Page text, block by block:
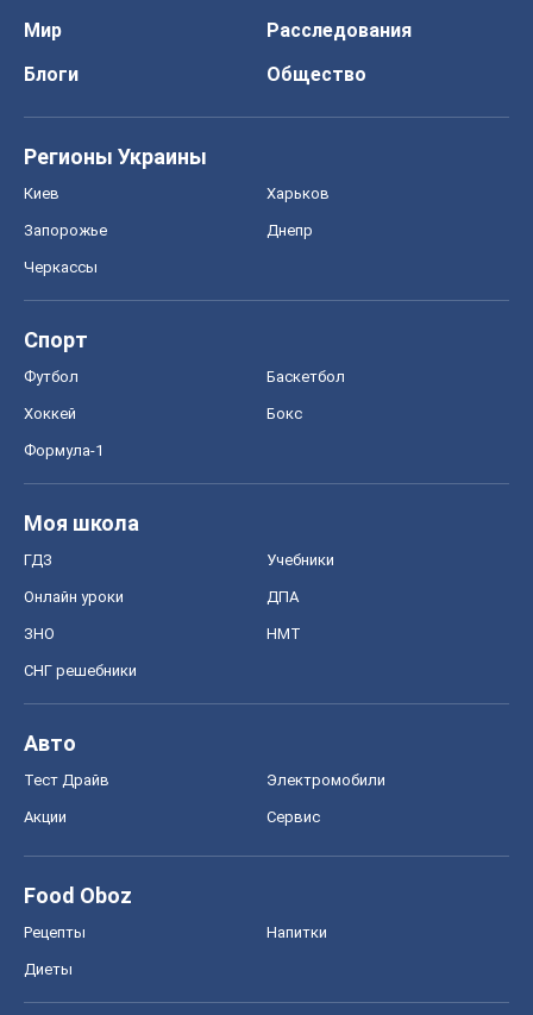
Мир
Расследования
Блоги
Общество
Регионы Украины
Киев Харьков
Запорожье Днепр
Черкассы
Спорт
Футбол Баскетбол
Хоккей Бокс
Формула-1
Моя школа
ГДЗ Учебники
Онлайн уроки ДПА
ЗНО НМТ
СНГ решебники
Авто
Тест Драйв Электромобили
Акции Сервис
Food Oboz
Рецепты Напитки
Диеты